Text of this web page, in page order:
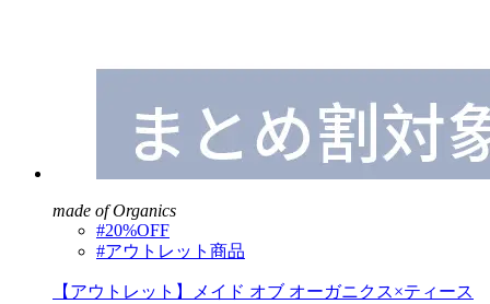
made of Organics
#20%OFF
#アウトレット商品
【アウトレット】メイド オブ オーガニクス×ティース